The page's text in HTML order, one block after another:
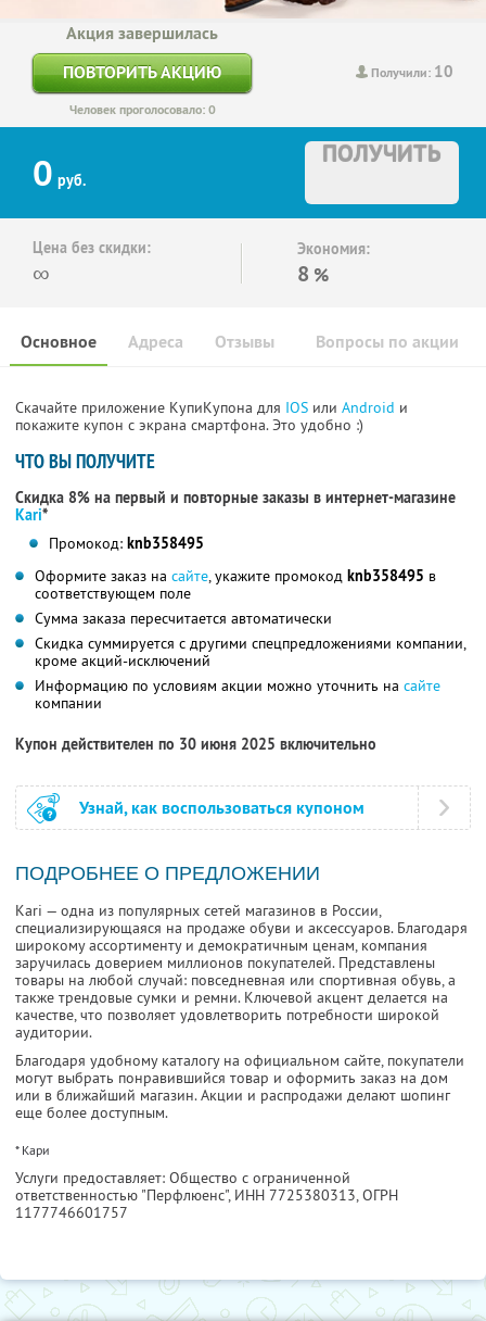
Получили: 10
Акция завершилась
ПОВТОРИТЬ АКЦИЮ
Человек проголосовало: 0
0 руб.
ПОЛУЧИТЬ
Цена без скидки:
∞
Экономия:
8 %
Основное Отзывы Вопросы по акции
Адреса
Скачайте приложение КупиКупона для IOS или Android и
покажите купон с экрана смартфона. Это удобно :)
ЧТО ВЫ ПОЛУЧИТЕ
Скидка 8% на первый и повторные заказы в интернет-магазине
Kari*
Промокод: knb358495
Оформите заказ на сайте, укажите промокод knb358495 в
соответствующем поле
Сумма заказа пересчитается автоматически
Скидка суммируется с другими спецпредложениями компании,
кроме акций-исключений
Информацию по условиям акции можно уточнить на сайте
компании
Купон действителен по 30 июня 2025 включительно
Узнай, как воспользоваться купоном
ПОДРОБНЕЕ О ПРЕДЛОЖЕНИИ
Kari — одна из популярных сетей магазинов в России,
специализирующаяся на продаже обуви и аксессуаров. Благодаря
широкому ассортименту и демократичным ценам, компания
заручилась доверием миллионов покупателей. Представлены
товары на любой случай: повседневная или спортивная обувь, а
также трендовые сумки и ремни. Ключевой акцент делается на
качестве, что позволяет удовлетворить потребности широкой
аудитории.
Благодаря удобному каталогу на официальном сайте, покупатели
могут выбрать понравившийся товар и оформить заказ на дом
или в ближайший магазин. Акции и распродажи делают шопинг
еще более доступным.
* Кари
Услуги предоставляет: Общество с ограниченной
ответственностью "Перфлюенс", ИНН 7725380313, ОГРН
1177746601757